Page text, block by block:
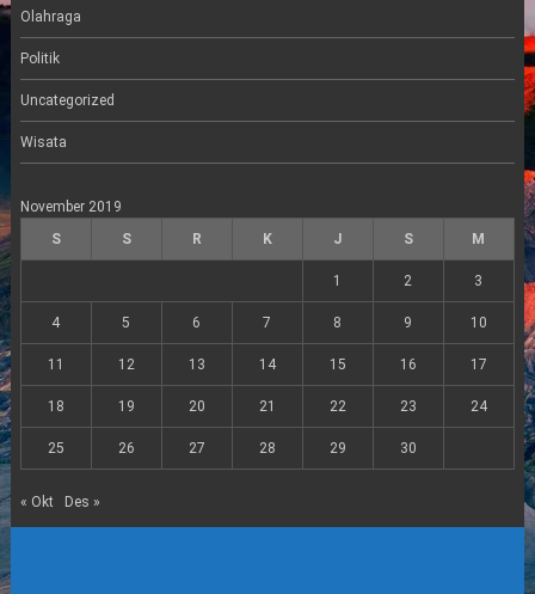
Olahraga
Politik
Uncategorized
Wisata
November 2019
S
S R K J S M
1 2 3
4 5 6 7 8 9 10
11 12 13 14 15 16 17
18 19 20 21 22 23 24
25 26 27 28 29 30
« Okt Des »